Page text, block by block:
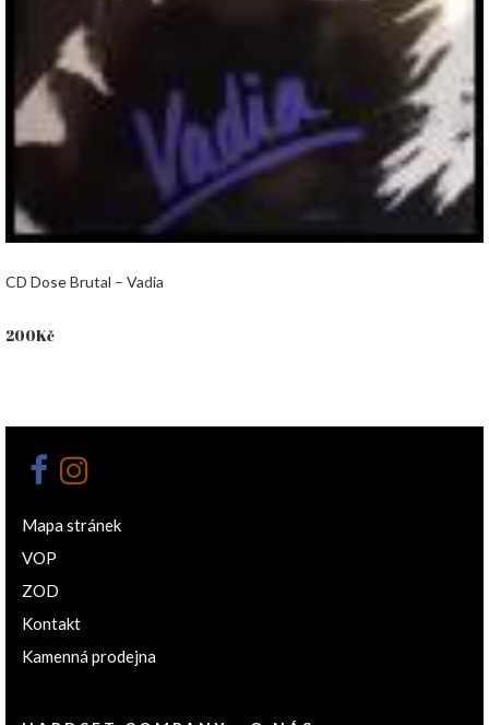
CD Dose Brutal – Vadia
200Kč
Mapa stránek
VOP
ZOD
Kontakt
Kamenná prodejna